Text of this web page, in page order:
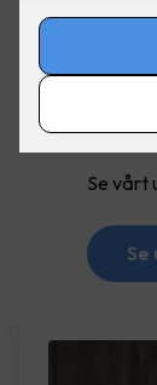
Se vårt